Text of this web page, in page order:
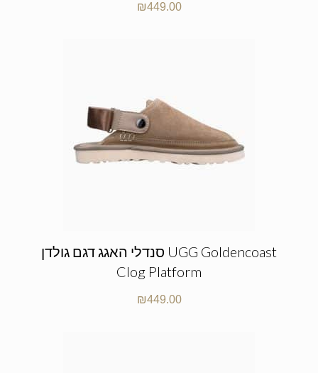
₪449.00
סנדלי האגג דגם גולדן UGG Goldencoast
Clog Platform
₪449.00